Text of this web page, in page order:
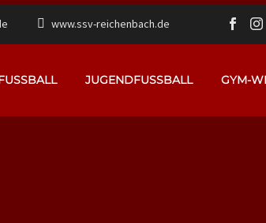
www.ssv-reichenbach.de
JUGENDFUSSBALL GYM-